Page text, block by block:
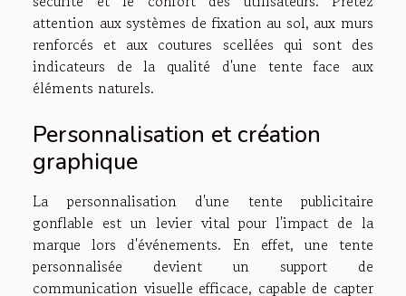
attention aux systèmes de fixation au sol, aux murs
renforcés et aux coutures scellées qui sont des
indicateurs de la qualité d'une tente face aux
éléments naturels.
Personnalisation et création
graphique
La personnalisation d'une tente publicitaire
gonflable est un levier vital pour l'impact de la
marque lors d'événements. En effet, une tente
personnalisée devient un support de
communication visuelle efficace, capable de capter